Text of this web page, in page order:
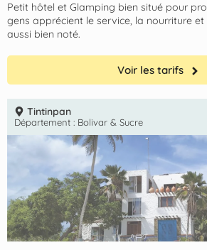
Petit hôtel et Glamping bien situé pour
gens apprécient le service, la nourriture et
aussi bien noté.
Voir les tarifs
Tintinpan
Département : Bolivar & Sucre